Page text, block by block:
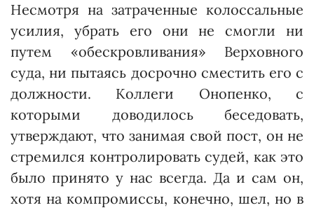
Несмотря на зат­раченные колоссальные
усилия, убрать его они не смогли ни
путем «обескровливания» Верхов­ного
суда, ни пытаясь досрочно сместить его с
должности. Коллеги Онопенко, с
которыми доводилось беседовать,
утверждают, что занимая свой пост, он не
стремился контролировать судей, как это
было принято у нас всегда. Да и сам он,
хотя на компромиссы, конечно, шел, но в